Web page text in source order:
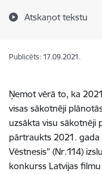
Atskaņot tekstu
Publicēts: 17.09.2021.
Ņemot vērā to, ka
visas sākotnēji
uzsākta visu sākotnēji
pārtraukts 2021. gada
Vēstnesis” (Nr.114)
konkurss Latvijas